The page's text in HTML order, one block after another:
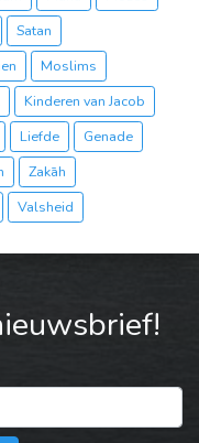
Satan
Moslims
Kinderen van Jacob
Liefde
Genade
Zakāh
Valsheid